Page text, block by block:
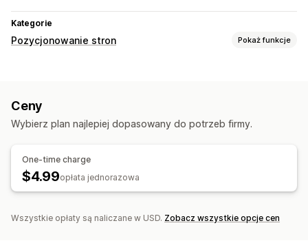
Kategorie
Pozycjonowanie stron Pokaż funkcje
Przekierowania
Metatagi Schematy Skrypty SEO lokalne
Optymalizacja adresów URL
Optymalizacja szybkości Optymalizacja metadanych
Optymalizacja szablonów Automatyzacje
Monitorowanie wydajności
Ceny
Wybierz plan najlepiej dopasowany do potrzeb firmy.
One-time charge
$4.99opłata jednorazowa
Wszystkie opłaty są naliczane w USD. Zobacz wszystkie opcje cen